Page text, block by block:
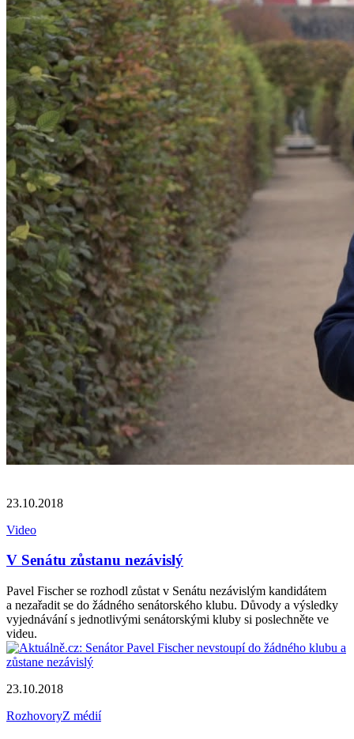
23.10.2018
Video
V Senátu zůstanu nezávislý
Pavel Fischer se rozhodl zůstat v Senátu nezávislým kandidátem
a nezařadit se do žádného senátorského klubu. Důvody a výsledky
vyjednávání s jednotlivými senátorskými kluby si poslechněte ve
videu.
23.10.2018
RozhovoryZ médií